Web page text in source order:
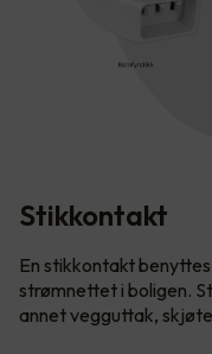
Stikkontakt
En stikkontakt
strømnettet i boligen.
annet vegguttak,